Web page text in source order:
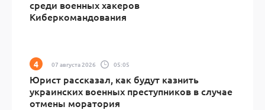
среди военных хакеров
Киберкомандования
07 августа 2026 05:05
Юрист рассказал, как будут казнить
украинских военных преступников в случае
отмены моратория